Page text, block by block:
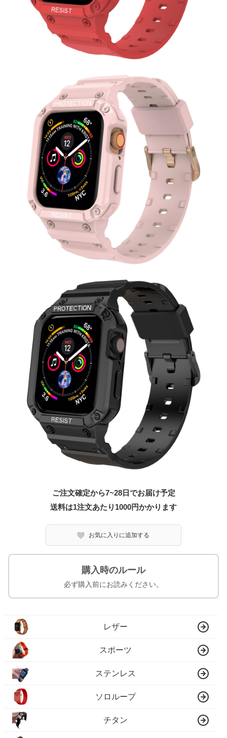
ご注文確定から7~28日でお届け予定
送料は1注文あたり 1000円かかります
お気に入りに追加する
購入時のルール
必ず購入前にお読みください。
レザー
スポーツ
ステンレス
ソロループ
チタン